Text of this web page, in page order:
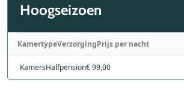
Hoogseizoen
KamertypeVerzorgingPrijs per nacht
KamersHalfpension€ 99,00